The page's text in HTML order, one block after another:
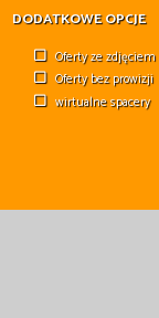
DODATKOWE OPCJE
Oferty ze zdjęciem
Oferty bez prowizji
wirtualne spacery